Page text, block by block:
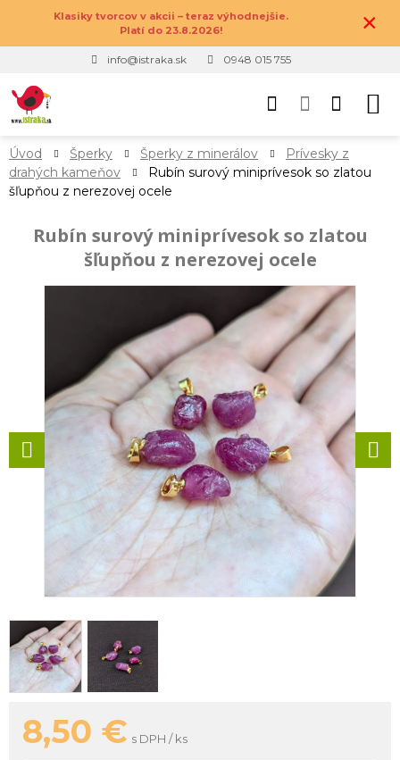
Klasiky tvorcov v akcii – teraz výhodnejšie.
Platí do 23.8.2026!
×
info@istraka.sk 0948 015 755
Úvod Šperky Šperky z minerálov
Prívesky z
drahých kameňov
Rubín surový miniprívesok so zlatou
šľupňou z nerezovej ocele
Rubín surový miniprívesok so zlatou
šľupňou z nerezovej ocele
8,50 € s DPH / ks